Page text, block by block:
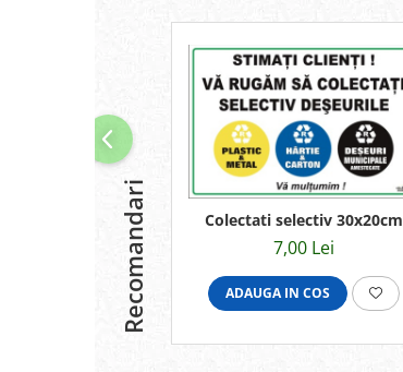
Recomandari Colectati selectiv 30x20cm
7,00 Lei
ADAUGA IN COS